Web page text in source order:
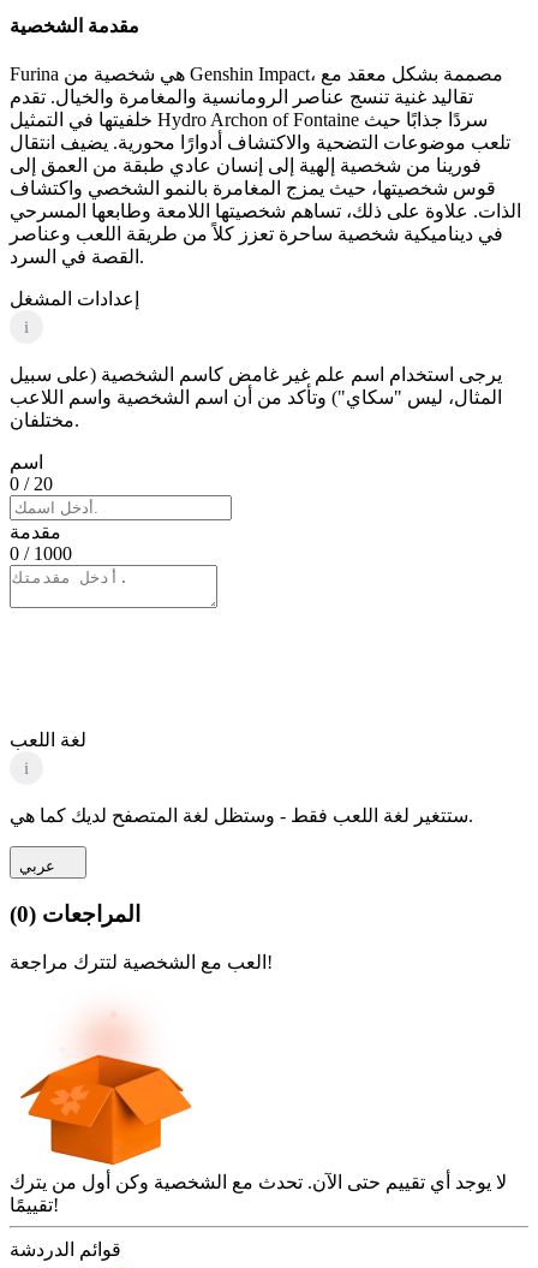
مقدمة الشخصية
Furina هي شخصية من Genshin Impact، مصممة بشكل معقد مع
تقاليد غنية تنسج عناصر الرومانسية والمغامرة والخيال. تقدم
خلفيتها في التمثيل Hydro Archon of Fontaine سردًا جذابًا حيث
تلعب موضوعات التضحية والاكتشاف أدوارًا محورية. يضيف انتقال
فورينا من شخصية إلهية إلى إنسان عادي طبقة من العمق إلى
قوس شخصيتها، حيث يمزج المغامرة بالنمو الشخصي واكتشاف
الذات. علاوة على ذلك، تساهم شخصيتها اللامعة وطابعها المسرحي
في ديناميكية شخصية ساحرة تعزز كلاً من طريقة اللعب وعناصر
القصة في السرد.
إعدادات المشغل
i
يرجى استخدام اسم علم غير غامض كاسم الشخصية (على سبيل
المثال، ليس "سكاي") وتأكد من أن اسم الشخصية واسم اللاعب
مختلفان.
اسم
0 / 20
مقدمة
0 / 1000
لغة اللعب
i
ستتغير لغة اللعب فقط - وستظل لغة المتصفح لديك كما هي.
عربي
المراجعات (
0
)
العب مع الشخصية لتترك مراجعة!
لا يوجد أي تقييم حتى الآن. تحدث مع الشخصية وكن أول من يترك
تقييمًا!
قوائم الدردشة